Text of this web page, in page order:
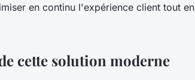
en continu l'expérience client tout en
cette solution moderne